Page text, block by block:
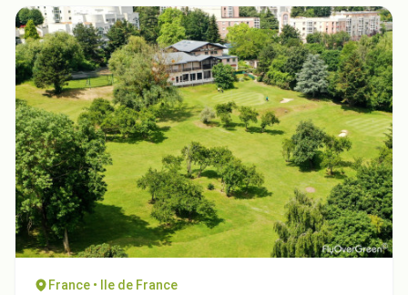
France • Ile de France